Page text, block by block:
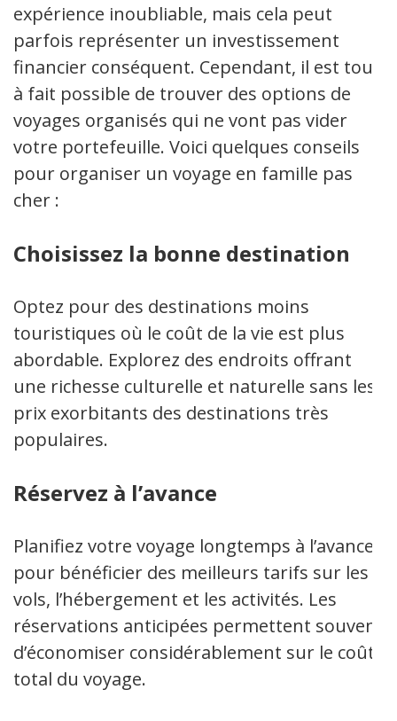
expérience inoubliable, mais cela peut
parfois représenter un investissement
financier conséquent. Cependant, il est tout
à fait possible de trouver des options de
voyages organisés qui ne vont pas vider
votre portefeuille. Voici quelques conseils
pour organiser un voyage en famille pas
cher :
Choisissez la bonne destination
Optez pour des destinations moins
touristiques où le coût de la vie est plus
abordable. Explorez des endroits offrant
une richesse culturelle et naturelle sans les
prix exorbitants des destinations très
populaires.
Réservez à l’avance
Planifiez votre voyage longtemps à l’avance
pour bénéficier des meilleurs tarifs sur les
vols, l’hébergement et les activités. Les
réservations anticipées permettent souvent
d’économiser considérablement sur le coût
total du voyage.